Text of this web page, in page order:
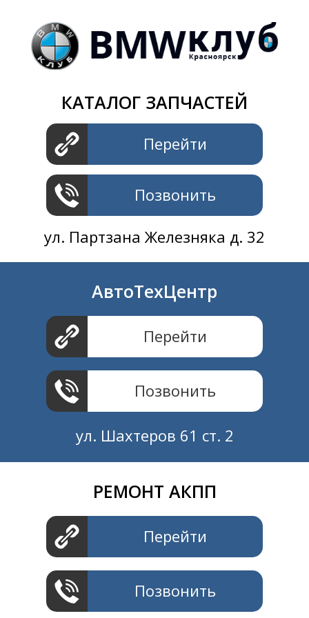
КАТАЛОГ ЗАПЧАСТЕЙ
Перейти
Позвонить
ул. Партзана Железняка д. 32
АвтоТехЦентр
Перейти
Позвонить
ул. Шахтеров 61 ст. 2
РЕМОНТ АКПП
Перейти
Позвонить
+7 391 2801414
ул. Шахтеров 61 ст.2
+7 391 2311414
ул. Шахтеров 61 ст.2